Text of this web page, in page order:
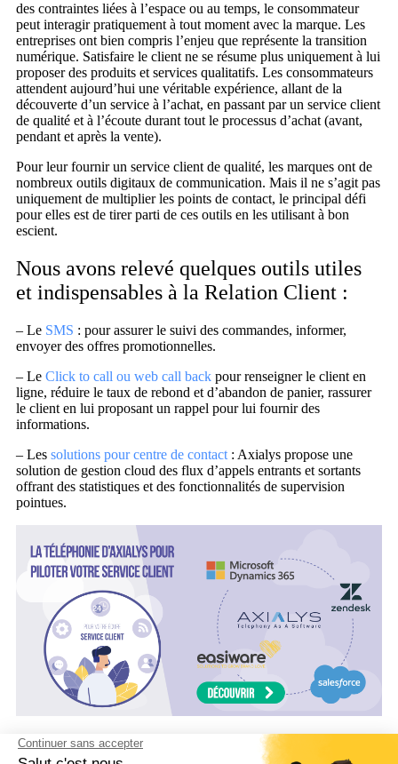
des contraintes liées à l’espace ou au temps, le consommateur
peut interagir pratiquement à tout moment avec la marque. Les
entreprises ont bien compris l’enjeu que représente la transition
numérique. Satisfaire le client ne se résume plus uniquement à lui
proposer des produits et services qualitatifs. Les consommateurs
attendent aujourd’hui une véritable expérience, allant de la
découverte d’un service à l’achat, en passant par un service client
de qualité et à l’écoute durant tout le processus d’achat (avant,
pendant et après la vente).
Pour leur fournir un service client de qualité, les marques ont de
nombreux outils digitaux de communication. Mais il ne s’agit pas
uniquement de multiplier les points de contact, le principal défi
pour elles est de tirer parti de ces outils en les utilisant à bon
escient.
Nous avons relevé quelques outils utiles
et indispensables à la Relation Client :
– Le SMS : pour assurer le suivi des commandes, informer,
envoyer des offres promotionnelles.
– Le Click to call ou web call back pour renseigner le client en
ligne, réduire le taux de rebond et d’abandon de panier, rassurer
le client en lui proposant un rappel pour lui fournir des
informations.
– Les solutions pour centre de contact : Axialys propose une
solution de gestion cloud des flux d’appels entrants et sortants
offrant des statistiques et des fonctionnalités de supervision
pointues.
– Lecall tracking: cet outil permet d’analyser efficacement
l’origine des appels afin d’optimiser les campagnes marketing et